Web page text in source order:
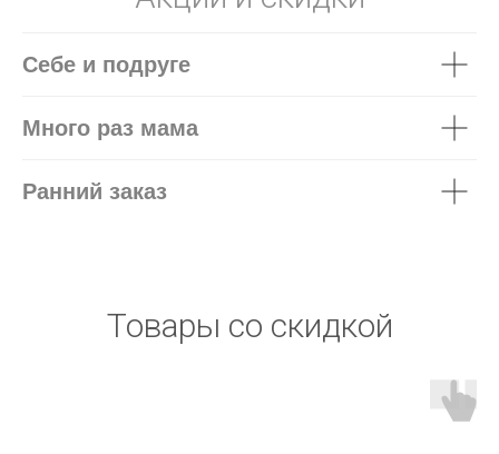
Себе и подруге
Много раз мама
Ранний заказ
Товары со скидкой